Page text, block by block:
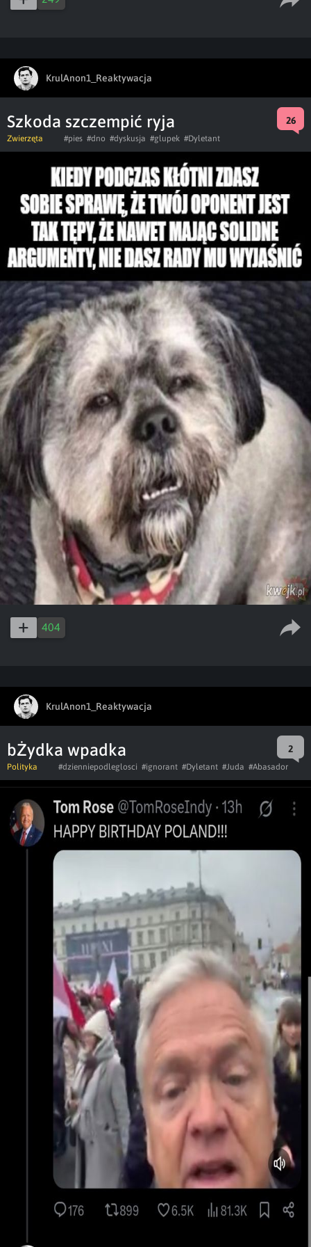
KrulAnon1_Reaktywacja
Szkoda szczempić ryja 26
Zwierzęta #pies #dno #dyskusja #glupek #Dyletant
404
KrulAnon1_Reaktywacja
bŻydka wpadka 2
Polityka #dzienniepodleglosci #ignorant #Dyletant #Juda #Abasador